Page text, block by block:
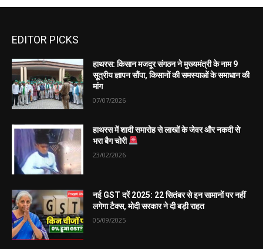
EDITOR PICKS
हाथरस: किसान मजदूर संगठन ने मुख्यमंत्री के नाम 9
सूत्रीय ज्ञापन सौंपा, किसानों की समस्याओं के समाधान की
मांग
07/07/2026
हाथरस में शादी समारोह से लाखों के जेवर और नकदी से
भरा बैग चोरी
23/02/2026
नई GST दरें 2025: 22 सितंबर से इन सामानों पर नहीं
लगेगा टैक्स, मोदी सरकार ने दी बड़ी राहत
05/09/2025